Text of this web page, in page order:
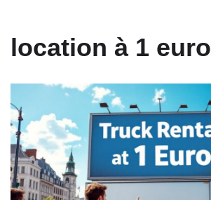
location à 1 euro